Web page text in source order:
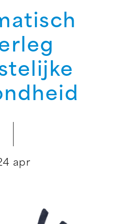
apr